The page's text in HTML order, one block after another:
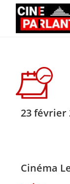
23 février
Cinéma